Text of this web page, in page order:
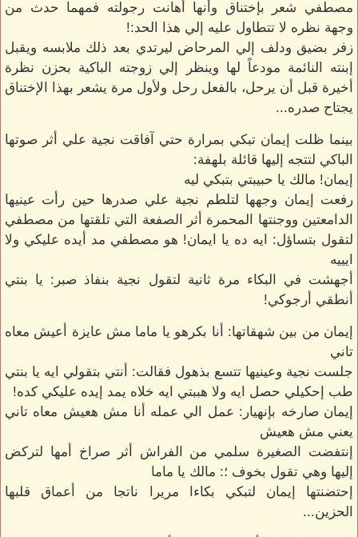
مصطفي شعر بإختناق وأنها أهانت رجولته فمهما حدث من
وجهة نظره لا تتطاول عليه إلي هذا الحد:!
زفر بضيق ودلف إلي المرحاض ليرتدي بعد ذلك ملابسه ويقبل
إبنته النائمة مودعاً لها وينظر إلي زوجته الباكية بحزن نظرة
أخيرة قبل أن يرحل، بالفعل رحل ولأول مرة يشعر بهذا الإختناق
يجتاح صدره...
بينما ظلت إيمان تبكي بمرارة حتي آفاقت نجية علي أثر صوتها
الباكي لتتجه إليها قائلة بلهفة:
إيمان! مالك يا حبيبتي بتبكي ليه
رفعت إيمان وجهها لتلطم نجية علي صدرها حين رأت عينيها
الدامعتين ووجنتها المحمرة أثر الصفعة التي تلقتها من مصطفي
لتقول بتساؤل: ايه ده يا ايمان! هو مصطفي مد أيده عليكي ولا
ايييه
أجهشت في البكاء مرة ثانية لتقول نجية بنفاذ صبر: يا بنتي
أنطقي أرجوكي!
إيمان من بين شهقاتها: أنا بكرهو يا ماما مش عايزة أعيش معاه
تاني
جلست نجية وعينيها تتسع بذهول فقالت: أنتي بتقولي ايه يا بنتي
طب إحكيلي حصل ايه ولا هببتي ايه خلاه يمد إيده عليكي كده!
إيمان صارخه بإنهيار: عمل الي عمله أنا مش هعيش معاه تاني
يعني مش هعيش
إنتفضت الصغيرة سلمي من الفراش أثر صراخ أمها لتركض
إليها وهي تقول بخوف ؛: مالك يا ماما
إحتضنتها إيمان لتبكي بكاءا مريرا ناتجا من أعماق قلبها
الحزين...